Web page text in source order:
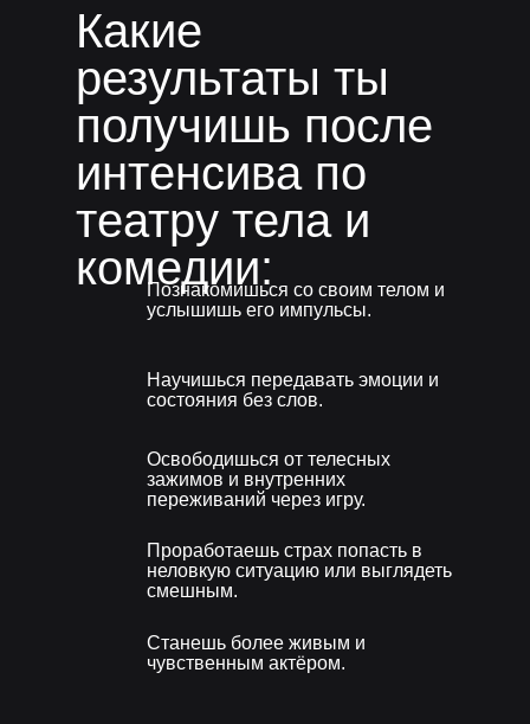
Познакомишься со своим телом и
услышишь его импульсы.
Научишься передавать эмоции и
состояния без слов.
Освободишься от телесных
зажимов и внутренних
переживаний через игру.
Станешь более живым и
чувственным актёром.
Проработаешь страх попасть в
неловкую ситуацию или выглядеть
смешным.
Какие
результаты ты
получишь после
интенсива по
театру тела и
комедии: